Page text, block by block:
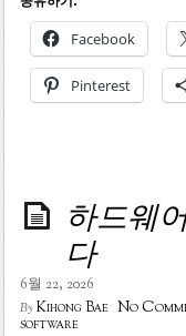
Facebook
Pinterest
하드웨
다
6월 22, 2026
ByKihong Bae No
software